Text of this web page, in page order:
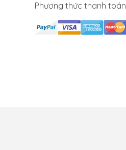
Phương thức thanh toán